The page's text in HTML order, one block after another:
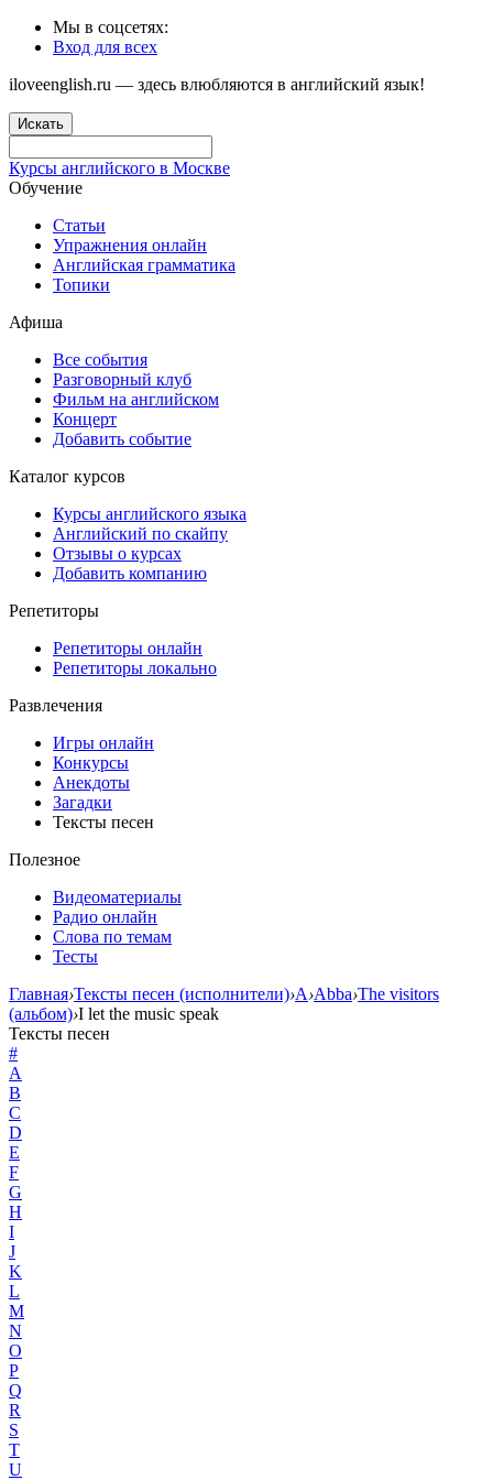
Мы в соцсетях:
Вход для всех
iloveenglish.ru — здесь влюбляются в английский язык!
Искать
Курсы английского в Москве
Обучение
Статьи
Упражнения онлайн
Английская грамматика
Топики
Афиша
Все события
Разговорный клуб
Фильм на английском
Концерт
Добавить событие
Каталог курсов
Курсы английского языка
Английский по скайпу
Отзывы о курсах
Добавить компанию
Репетиторы
Репетиторы онлайн
Репетиторы локально
Развлечения
Игры онлайн
Конкурсы
Анекдоты
Загадки
Тексты песен
Полезное
Видеоматериалы
Радио онлайн
Слова по темам
Тесты
Главная›Тексты песен (исполнители)›A›Abba›The visitors
(альбом)›I let the music speak
Тексты песен
#
A
B
C
D
E
F
G
H
I
J
K
L
M
N
O
P
Q
R
S
T
U